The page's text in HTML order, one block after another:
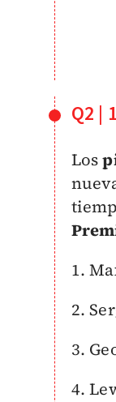
Q2 |
Los
1.
2.
3.
4.